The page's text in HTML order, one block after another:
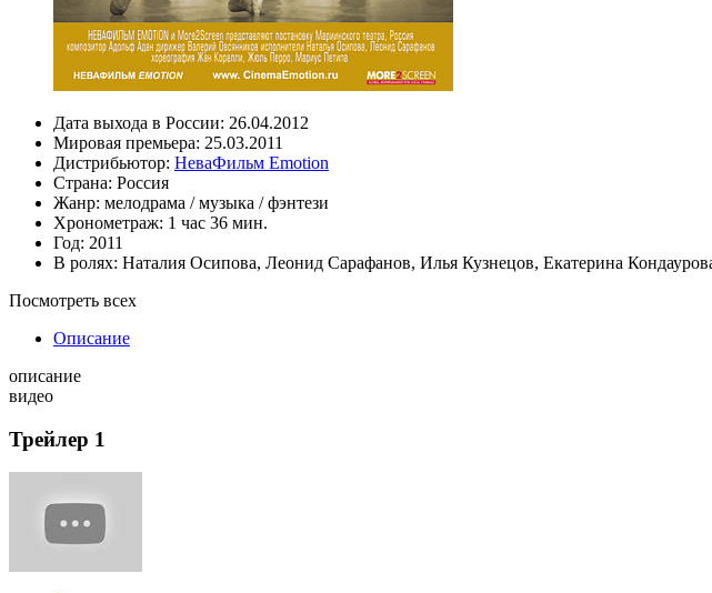
Дата выхода в России: 26.04.2012
Мировая премьера: 25.03.2011
Дистрибьютор: НеваФильм Emotion
Страна: Россия
Жанр: мелодрама /музыка /фэнтези
Хронометраж: 1 час 36 мин.
Год: 2011
В ролях: Наталия Осипова, Леонид Сарафанов, Илья Кузнецов, Екатерина
Посмотреть всех
Описание
описание
видео
Трейлер 1